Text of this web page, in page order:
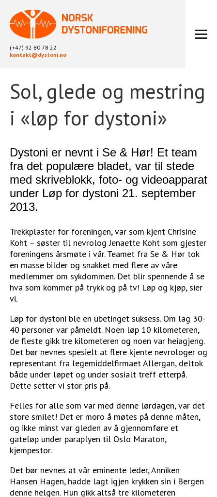
(+47) 92 80 78 22
kontakt@dystoni.no
HJEM
ARTIKLER
LOKALLAG
LIKEPERSONARBEID
BLI MEDLEM
KONTAKT
ARKIV
STØTT VÅRT ARBEID
Sol, glede og mestring
i «løp for dystoni»
Dystoni er nevnt i Se & Hør! Et team
fra det populære bladet, var til stede
med skriveblokk, foto- og videoapparat
under Løp for dystoni 21. september
2013.
Trekkplaster for foreningen, var som kjent Chrisine
Koht – søster til nevrolog Jenaette Koht som gjester
foreningens årsmøte i vår. Teamet fra Se & Hør tok
en masse bilder og snakket med flere av våre
medlemmer om sykdommen. Det blir spennende å se
hva som kommer på trykk og på tv! Løp og kjøp, sier
vi.
Løp for dystoni ble en ubetinget suksess. Om lag 30-
40 personer var påmeldt. Noen løp 10 kilometeren,
de fleste gikk tre kilometeren og noen var heiagjeng.
Det bør nevnes spesielt at flere kjente nevrologer og
representant fra legemiddelfirmaet Allergan, deltok
både under løpet og under sosialt treff etterpå.
Dette setter vi stor pris på.
Felles for alle som var med denne lørdagen, var det
store smilet! Det er moro å møtes på denne måten,
og ikke minst var gleden av å gjennomføre et
gateløp under paraplyen til Oslo Maraton,
kjempestor.
Det bør nevnes at vår eminente leder, Anniken
Hansen Hagen, hadde lagt igjen krykken sin i Bergen
denne helgen. Hun gikk altså tre kilometeren